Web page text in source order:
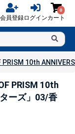
会員登録ログイン
0
カート
PRISM 10th
PRISM 10th
ーズ」03/香